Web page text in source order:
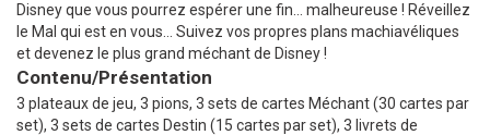
Disney que vous pourrez espérer une fin… malheureuse ! Réveillez
le Mal qui est en vous… Suivez vos propres plans machiavéliques
et devenez le plus grand méchant de Disney !
Contenu/Présentation
3 plateaux de jeu, 3 pions, 3 sets de cartes Méchant (30 cartes par
set), 3 sets de cartes Destin (15 cartes par set), 3 livrets de